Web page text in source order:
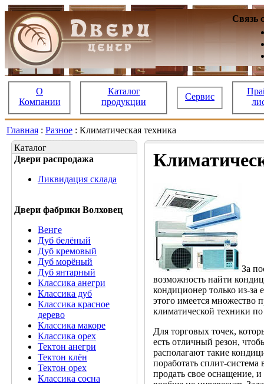
Связь
О
Компании
Каталог
продукции
Сервис
Главная : Разное : Климатическая техника
Каталог
Двери распродажа
Ликвидация склада
Двери фабрики Волховец
Венге
Дуб белёный
Дуб кремовый
Дуб морёный
Дуб янтарный
Классика анегри
Классика дуб
Классика красное
дерево
Классика макоре
Классика орех
Тектон анегри
Тектон клён
Тектон орех
Классика сосна
За
возможность найти
кондиционер только из-
этого имеется множество
климатической техники
Для торговых точек,
есть отличный резон,
располагают такие
поработать сплит-
продать свое оснащение,